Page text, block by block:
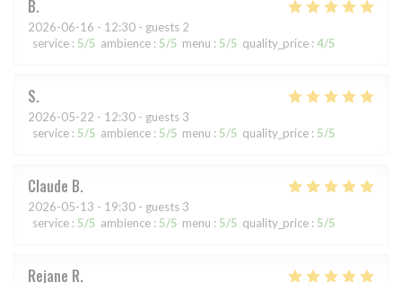
B
2026-06-16 - 12:30 - guests 2
service : 5/5 ambience : 5/5 menu : 5/5 quality_price : 4/5
S
2026-05-22 - 12:30 - guests 3
service : 5/5 ambience : 5/5 menu : 5/5 quality_price : 5/5
Claude B
2026-05-13 - 19:30 - guests 3
service : 5/5 ambience : 5/5 menu : 5/5 quality_price : 5/5
Rejane R